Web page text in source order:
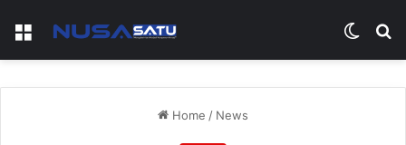
Menu
Switch
skin
Home / News